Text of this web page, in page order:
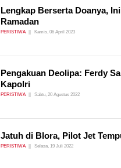
Lengkap Berserta Doanya,
Ramadan
PERISTIWA Kamis, 06 April 2023
Pengakuan Deolipa: Ferdy
Kapolri
PERISTIWA Sabtu, 20 Agustus 2022
Jatuh di Blora, Pilot Jet
PERISTIWA Selasa, 19 Juli 2022